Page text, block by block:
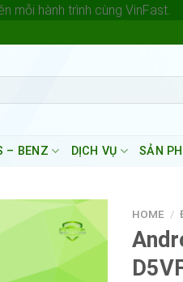
mỗi hành trình cùng VinFast.
– BENZ DỊCH VỤ SẢN
HOME /